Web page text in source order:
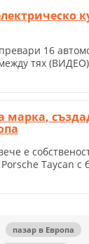
16
тях (ВИДЕО)
марка,
е
Taycan с
пазар в Европа